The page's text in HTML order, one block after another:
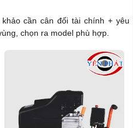
cần cân đối tài chính + yêu
chọn ra model phù hợp.